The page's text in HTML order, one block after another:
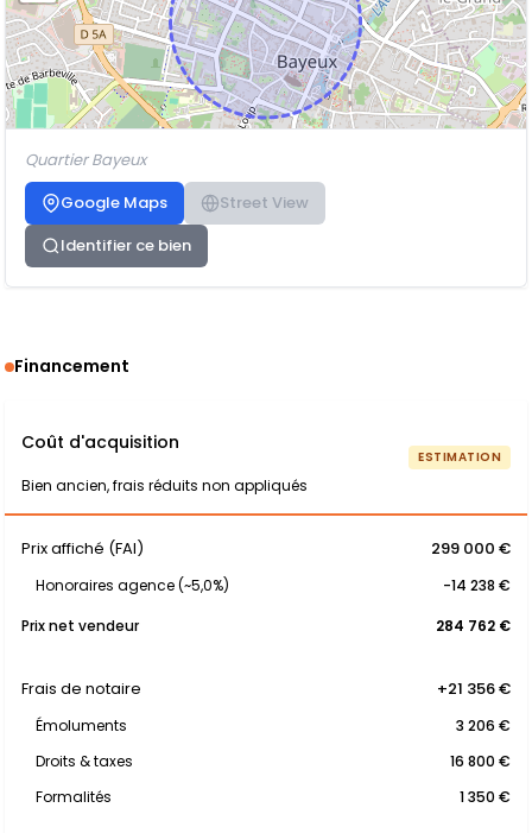
Quartier Bayeux
Google Maps
Street View
Identifier ce bien
Financement
Coût d'acquisition
Bien ancien, frais réduits non appliqués
ESTIMATION
Prix affiché (FAI) 299 000 €
Honoraires agence (~5,0%)
-14 238 €
Prix net vendeur
284 762 €
Frais de notaire +21 356 €
Émoluments
3 206 €
Droits & taxes
16 800 €
Formalités
1 350 €